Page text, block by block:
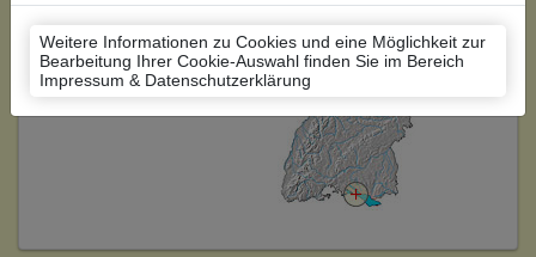
Weitere Informationen zu Cookies und eine Möglichkeit zur
Bearbeitung Ihrer Cookie-Auswahl finden Sie im Bereich
Impressum & Datenschutzerklärung
Lage des Wohnplatzes: